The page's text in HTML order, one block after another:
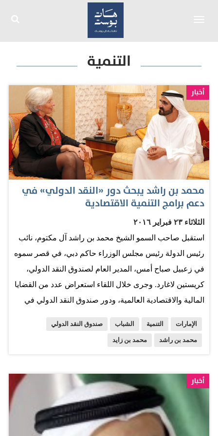
التنمية
أخبار
محمد بن راشد يبحث دور «النقد الدولي» في
دعم برامج التنمية الاقتصادية
الثلاثاء ٢٣ فبراير ٢٠١٦
استقبل صاحب السمو الشيخ محمد بن راشد آل مكتوم، نائب
رئيس الدولة رئيس مجلس الوزراء حاكم دبي، في قصر سموه
في زعبيل صباح أمس، المدير العام لصندوق النقد الدولي،
كريستين لاغارد. وجرى خلال اللقاء استعراض عدد من القضايا
المالية والاقتصادية العالمية، ودور صندوق النقد الدولي في
صاحب السمو الشيخ محمد بن زايد آل نهيان، ولي عهد أبوظبي
البحر، مسؤولة الصندوق الدولي والوفد المرافق لها، وبحث
معها أوجه التعاون والعلاقات المشتركة بين الإمارات وصندوق
النقد الدولي، وسبل تعزيزها وتطويرها. وفي السياق نفسه، أكد
سمو الشيخ عبدالله بن زايد آل نهيان، وزير الخارجية والتعاون
الإمارات التنمية الشباب صندوق النقد الدولي
محمد بن راشد محمد بن زايد
أخبار